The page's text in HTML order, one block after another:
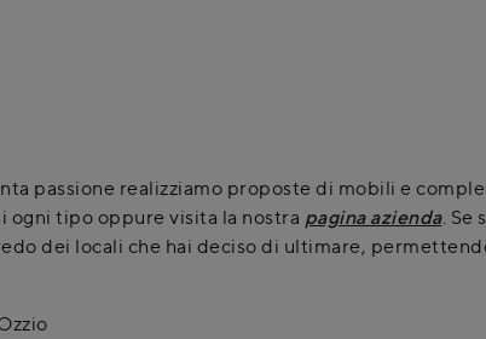
passione realizziamo proposte di mobili e
tipo oppure visita la nostra pagina azienda. Se
dei locali che hai deciso di ultimare,